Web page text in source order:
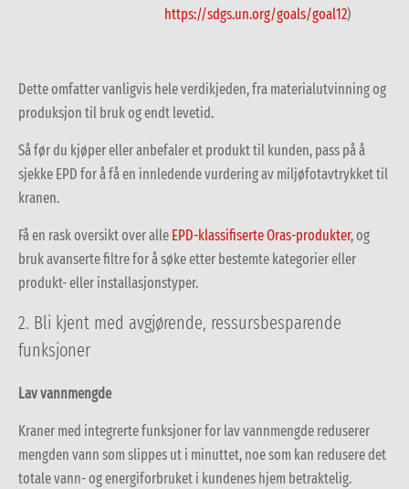
https://sdgs.un.org/goals/goal12)
Dette omfatter vanligvis hele verdikjeden, fra materialutvinning og
produksjon til bruk og endt levetid.
Så før du kjøper eller anbefaler et produkt til kunden, pass på å
sjekke EPD for å få en innledende vurdering av miljøfotavtrykket til
kranen.
Få en rask oversikt over alle EPD-klassifiserte Oras-produkter,og
bruk avanserte filtre for å søke etter bestemte kategorier eller
produkt- eller installasjonstyper.
2. Bli kjent med avgjørende, ressursbesparende
funksjoner
Lav vannmengde
Kraner med integrerte funksjoner for lav vannmengde reduserer
mengden vann som slippes ut i minuttet, noe som kan redusere det
totale vann- og energiforbruket i kundenes hjem betraktelig.